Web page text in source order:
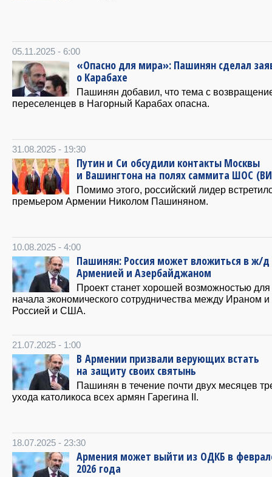
05.11.2025 - 6:00
«Опасно для мира»: Пашинян сделал
о Карабахе
Пашинян добавил, что тема с
переселенцев в Нагорный Карабах опасна.
31.08.2025 - 19:30
Путин и Си обсудили контакты Москвы
и Вашингтона на полях саммита ШОС
Помимо этого, российский лидер
премьером Армении Николом Пашиняном.
10.08.2025 - 4:00
Пашинян: Россия может вложиться в ж/
Арменией и Азербайджаном
Проект станет хорошей возможностью для
начала экономического сотрудничества между Ираном
Россией и США.
21.07.2025 - 1:00
В Армении призвали верующих встать
на защиту своих святынь
Пашинян в течение почти двух месяцев
ухода католикоса всех армян Гарегина II.
18.07.2025 - 23:30
Армения может выйти из ОДКБ в
2026 года